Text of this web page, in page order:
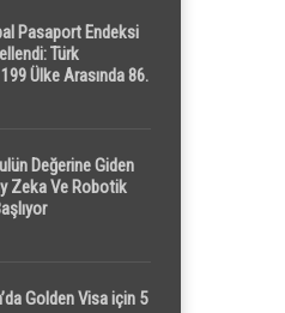
Pasaport Endeksi
Türk
Ülke Arasında 86.
Değerine Giden
Zeka Ve Robotik
Golden Visa için 5